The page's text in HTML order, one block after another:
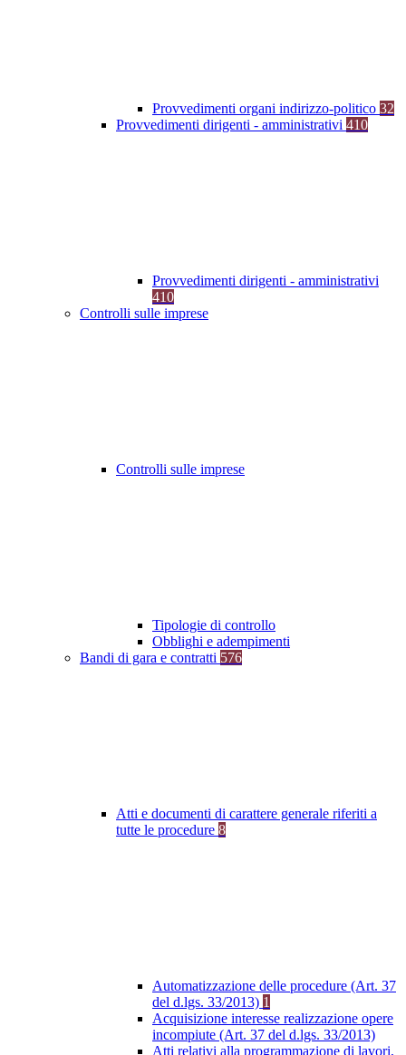
Provvedimenti organi indirizzo-politico 32
Provvedimenti dirigenti - amministrativi 410
Provvedimenti dirigenti - amministrativi
410
Controlli sulle imprese
Controlli sulle imprese
Tipologie di controllo
Obblighi e adempimenti
Bandi di gara e contratti 576
Atti e documenti di carattere generale riferiti a
tutte le procedure 8
Automatizzazione delle procedure (Art. 37
del d.lgs. 33/2013) 1
Acquisizione interesse realizzazione opere
incompiute (Art. 37 del d.lgs. 33/2013)
Atti relativi alla programmazione di lavori,